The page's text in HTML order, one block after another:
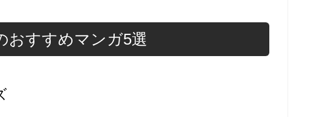
おすすめマンガ5選